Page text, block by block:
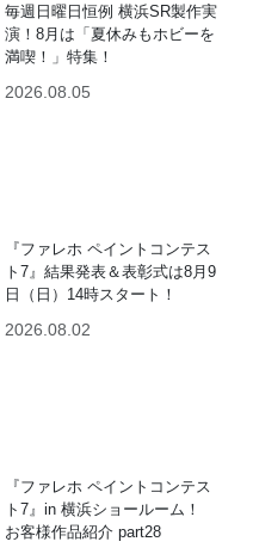
毎週日曜日恒例 横浜SR製作実
演！8月は「夏休みもホビーを
満喫！」特集！
2026.08.05
『ファレホ ペイントコンテス
ト7』結果発表＆表彰式は8月9
日（日）14時スタート！
2026.08.02
『ファレホ ペイントコンテス
ト7』in 横浜ショールーム！
お客様作品紹介 part28